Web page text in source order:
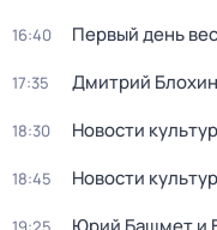
16:40 Первый день
17:35 Дмитрий
18:30 Новости
18:45 Новости